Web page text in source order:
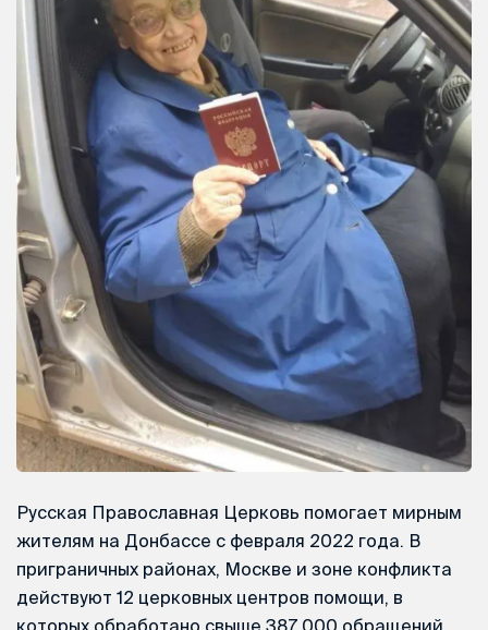
Русская Православная Церковь помогает мирным
жителям на Донбассе с февраля 2022 года. В
приграничных районах, Москве и зоне конфликта
действуют 12 церковных центров помощи, в
которых обработано свыше 387 000 обращений.